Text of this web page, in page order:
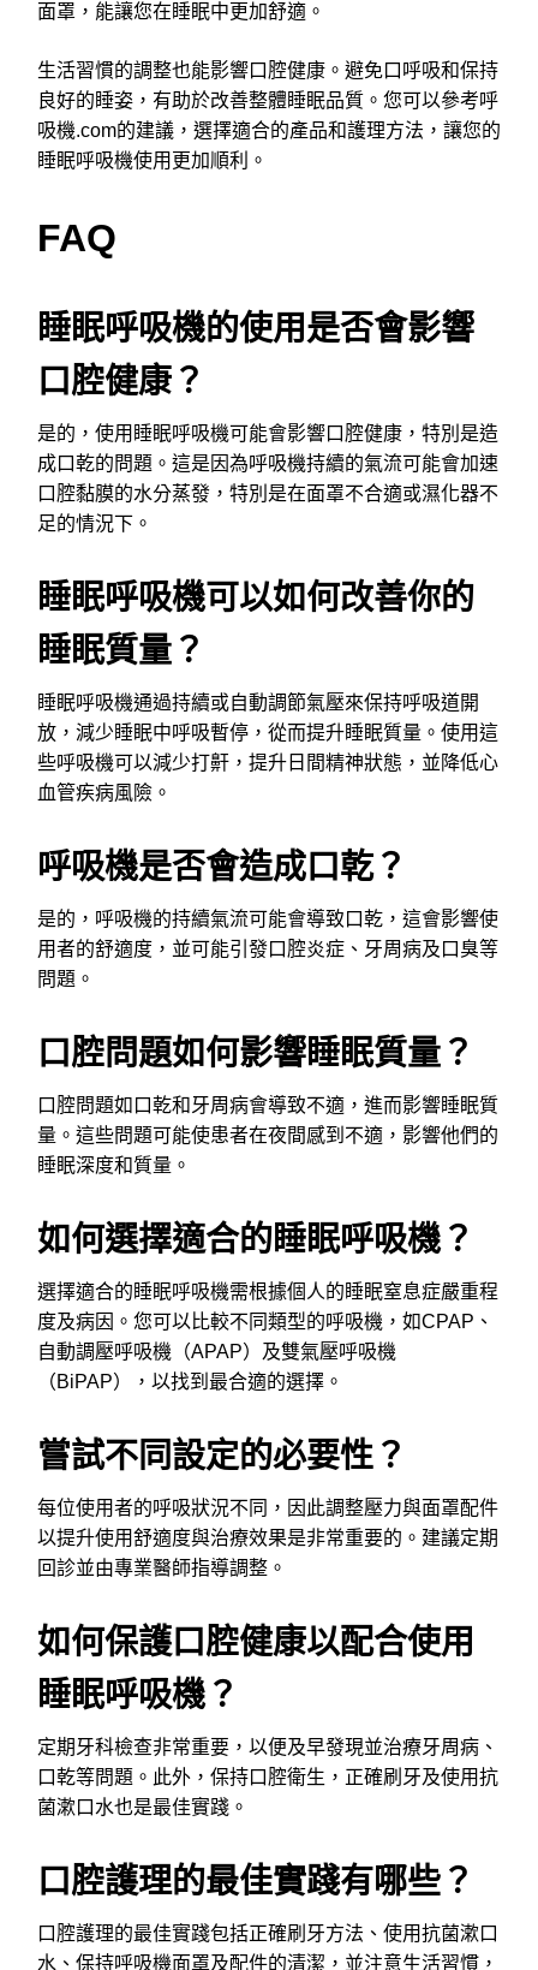
面罩，能讓您在睡眠中更加舒適。
生活習慣的調整也能影響口腔健康。避免口呼吸和保持
良好的睡姿，有助於改善整體睡眠品質。您可以參考呼
吸機.com的建議，選擇適合的產品和護理方法，讓您的
睡眠呼吸機使用更加順利。
FAQ
睡眠呼吸機的使用是否會影響
口腔健康？
是的，使用睡眠呼吸機可能會影響口腔健康，特別是造
成口乾的問題。這是因為呼吸機持續的氣流可能會加速
口腔黏膜的水分蒸發，特別是在面罩不合適或濕化器不
足的情況下。
睡眠呼吸機可以如何改善你的
睡眠質量？
睡眠呼吸機通過持續或自動調節氣壓來保持呼吸道開
放，減少睡眠中呼吸暫停，從而提升睡眠質量。使用這
些呼吸機可以減少打鼾，提升日間精神狀態，並降低心
血管疾病風險。
呼吸機是否會造成口乾？
是的，呼吸機的持續氣流可能會導致口乾，這會影響使
用者的舒適度，並可能引發口腔炎症、牙周病及口臭等
問題。
口腔問題如何影響睡眠質量？
口腔問題如口乾和牙周病會導致不適，進而影響睡眠質
量。這些問題可能使患者在夜間感到不適，影響他們的
睡眠深度和質量。
如何選擇適合的睡眠呼吸機？
選擇適合的睡眠呼吸機需根據個人的睡眠窒息症嚴重程
度及病因。您可以比較不同類型的呼吸機，如CPAP、
自動調壓呼吸機（APAP）及雙氣壓呼吸機
（BiPAP），以找到最合適的選擇。
嘗試不同設定的必要性？
每位使用者的呼吸狀況不同，因此調整壓力與面罩配件
以提升使用舒適度與治療效果是非常重要的。建議定期
回診並由專業醫師指導調整。
如何保護口腔健康以配合使用
睡眠呼吸機？
定期牙科檢查非常重要，以便及早發現並治療牙周病、
口乾等問題。此外，保持口腔衛生，正確刷牙及使用抗
菌漱口水也是最佳實踐。
口腔護理的最佳實踐有哪些？
口腔護理的最佳實踐包括正確刷牙方法、使用抗菌漱口
水、保持呼吸機面罩及配件的清潔，並注意生活習慣，